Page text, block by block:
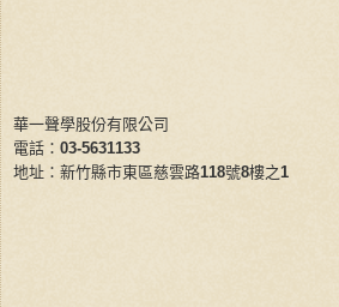
華一聲學股份有限公司
電話： 03-5631133
地址：新竹縣市東區慈雲路118號8樓之 1